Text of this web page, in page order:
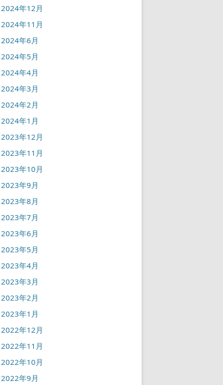
2024年12月
2024年11月
2024年6月
2024年5月
2024年4月
2024年3月
2024年2月
2024年1月
2023年12月
2023年11月
2023年10月
2023年9月
2023年8月
2023年7月
2023年6月
2023年5月
2023年4月
2023年3月
2023年2月
2023年1月
2022年12月
2022年11月
2022年10月
2022年9月